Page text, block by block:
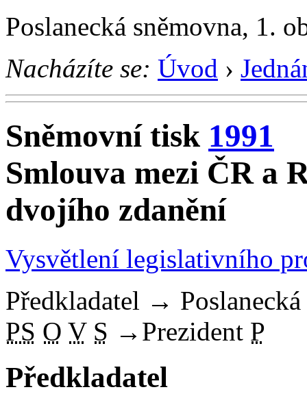
Poslanecká sněmovna, 1.
Nacházíte se: Úvod ›
Sněmovní tisk 1991
Smlouva mezi ČR a
dvojího zdanění
Vysvětlení legislativního
Předkladatel →
PS O V S → Prezident P
Předkladatel